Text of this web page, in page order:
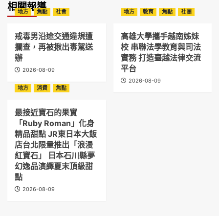
相關報導
地方 焦點 社會
戒毒男沿途交通違規遭
攔查，再被揪出毒駕送
辦
2026-08-09
地方 教育 焦點 社團
高雄大學攜手越南姊妹
校 串聯法學教育與司法
實務 打造臺越法律交流
平台
2026-08-09
地方
消費 焦點
最接近寶石的果實
「Ruby Roman」化身
精品甜點 JR東日本大飯
店台北限量推出「浪漫
紅寶石」 日本石川縣夢
幻逸品演繹夏末頂級甜
點
2026-08-09